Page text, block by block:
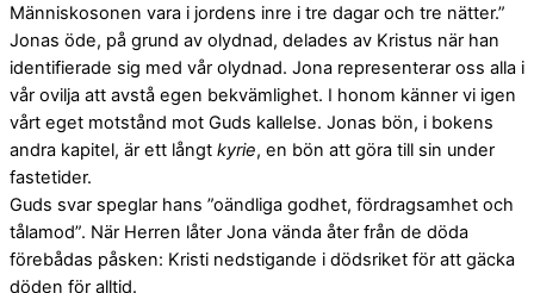
Människosonen vara i jordens inre i tre dagar och tre nätter.”
Jonas öde, på grund av olydnad, delades av Kristus när han
identifierade sig med vår olydnad. Jona representerar oss alla i
vår ovilja att avstå egen bekvämlighet. I honom känner vi igen
vårt eget motstånd mot Guds kallelse. Jonas bön, i bokens
andra kapitel, är ett långt kyrie, en bön att göra till sin under
fastetider.
Guds svar speglar hans ”oändliga godhet, fördragsamhet och
tålamod”. När Herren låter Jona vända åter från de döda
förebådas påsken: Kristi nedstigande i dödsriket för att gäcka
döden för alltid.